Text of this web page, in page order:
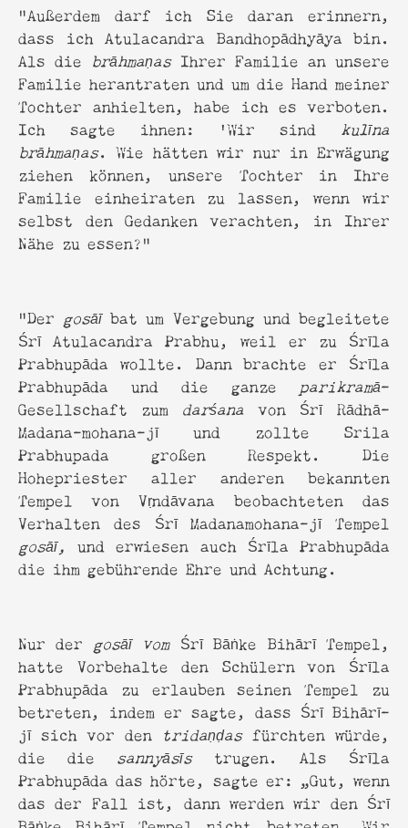
“Außerdem darf ich Sie daran erinnern,
dass ich Atulacandra Bandhopādhyāya bin.
Als die brāhmaṇasIhrer Familie an unsere
Familie herantraten und um die Hand meiner
Tochter anhielten, habe ich es verboten.
Ich sagte ihnen: 'Wir sind kulīna
brāhmaṇas. Wie hätten wir nur in Erwägung
ziehen können, unsere Tochter in Ihre
Familie einheiraten zu lassen, wenn wir
selbst den Gedanken verachten, in Ihrer
Nähe zu essen?“
"Der gosāībat um Vergebung und begleitete
Śrī Atulacandra Prabhu, weil er zu Śrīla
Prabhupāda wollte. Dann brachte er Śrīla
Prabhupāda und die ganze parikramā-
Gesellschaft zum darśanavon Śrī Rādhā-
Madana-mohana-jī und zollte Srila
Prabhupada großen Respekt. Die
Hohepriester aller anderen bekannten
Tempel von Vṛndāvana beobachteten das
Verhalten des Śrī Madanamohana-jī Tempel
gosāī, und erwiesen auch Śrīla Prabhupāda
die ihm gebührende Ehre und Achtung.
Nur der gosāī vomŚrī Bāṅke Bihārī Tempel,
hatte Vorbehalte den Schülern von Śrīla
Prabhupāda zu erlauben seinen Tempel zu
betreten, indem er sagte, dass Śrī Bihārī-
jī sich vor den tridaṇḍasfürchten würde,
die die sannyāsīstrugen. Als Śrīla
Prabhupāda das hörte, sagte er: „Gut, wenn
das der Fall ist, dann werden wir den Śrī